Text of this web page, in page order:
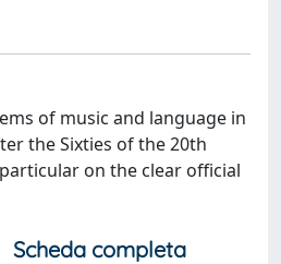
of music and language in
the Sixties of the 20th
on the clear official
Scheda completa